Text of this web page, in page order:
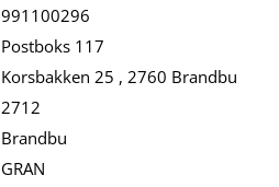
991100296
Postboks 117
Korsbakken 25 , 2760 Brandbu
2712
Brandbu
GRAN